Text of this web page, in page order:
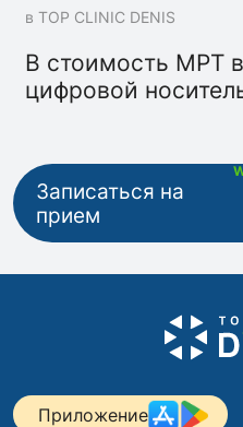
в TOP CLINIC DENIS
В стоимость МРТ
цифровой
Записаться на
прием
Приложение